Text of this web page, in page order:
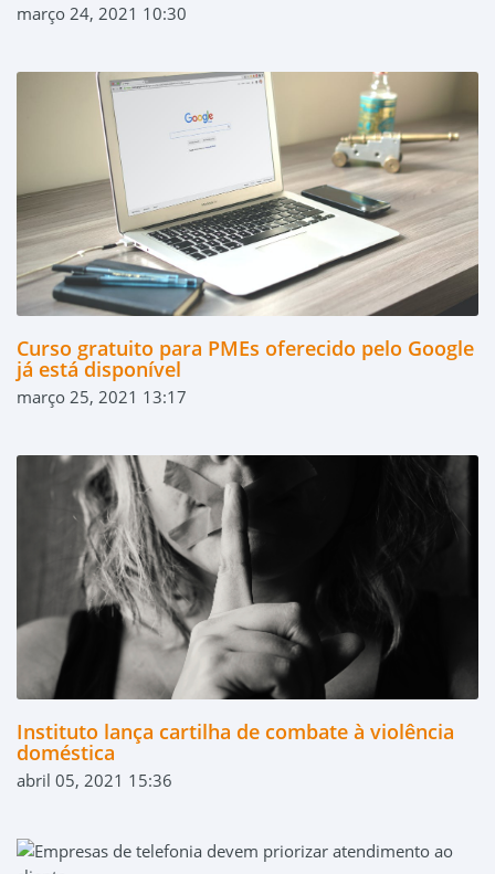
março 24, 2021 10:30
Curso gratuito para PMEs oferecido pelo Google
já está disponível
março 25, 2021 13:17
Instituto lança cartilha de combate à violência
doméstica
abril 05, 2021 15:36